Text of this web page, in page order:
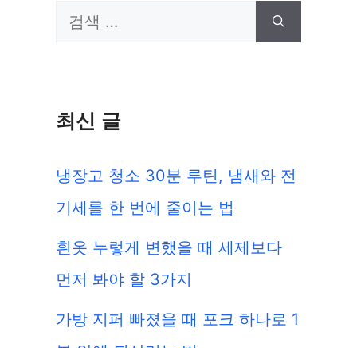
검
최신 글
냉장고 청소 30분 루틴, 냄새와 전
기세를 한 번에 줄이는 법
흰옷 누렇게 변했을 때 세제보다
먼저 봐야 할 3가지
가방 지퍼 빠졌을 때 포크 하나로 1